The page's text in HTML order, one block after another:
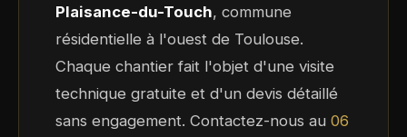
Plaisance-du-Touch, commune
résidentielle à l'ouest de Toulouse.
Chaque chantier fait l'objet d'une visite
technique gratuite et d'un devis détaillé
sans engagement. Contactez-nous au 06